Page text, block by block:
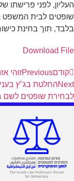
העליון, לפני
שופטים לבית המשפט
בלבד, תוך בחינת
Download File
קודםPreviousזוהי
Nextהחלטת בג"ץ
לבחירת שופטים לשם